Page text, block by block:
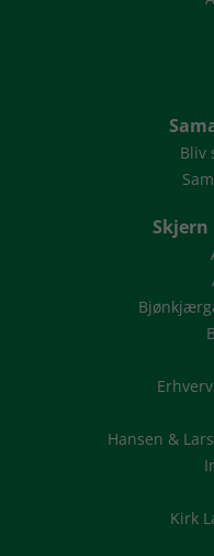
Bliv
Skjern
Hansen &
Kirk